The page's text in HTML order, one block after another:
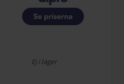
Ej i lager